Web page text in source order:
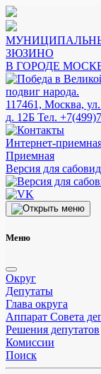
ЗЮЗИНО
В ГОРОДЕ
117461, Москва,
д. 12Б Тел.
Интернет-
Приемная
Версия для
Меню
Округ
Депутаты
Глава округа
Аппарат Совета
Решения депутатов
Комиссии
Поиск